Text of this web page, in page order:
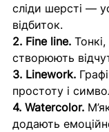
сліди шерсті —
відбиток.
2. Fine line.
створюють
3. Linework.
простоту і
4. Watercolor.
додають